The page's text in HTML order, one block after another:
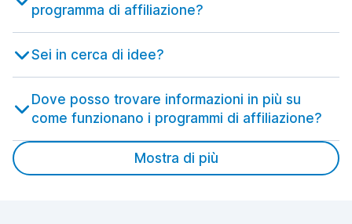
programma di affiliazione?
Sei in cerca di idee?
Dove posso trovare informazioni in più su
come funzionano i programmi di affiliazione?
Mostra di più